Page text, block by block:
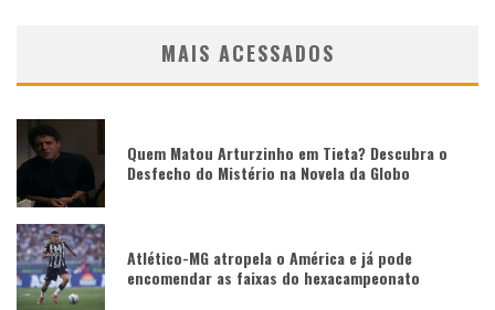
MAIS ACESSADOS
Quem Matou Arturzinho em Tieta? Descubra o
Desfecho do Mistério na Novela da Globo
Atlético-MG atropela o América e já pode
encomendar as faixas do hexacampeonato